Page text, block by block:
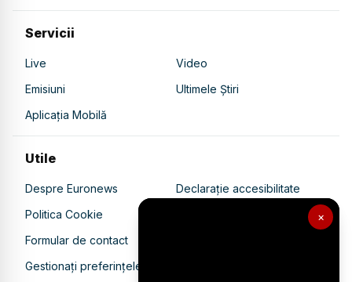
×
Servicii
Live
Video
Emisiuni
Ultimele Știri
Aplicația Mobilă
Utile
Despre Euronews
Declarație accesibilitate
Politica Cookie
Politica de confidențialitate
Formular de contact
Gestionați preferințele